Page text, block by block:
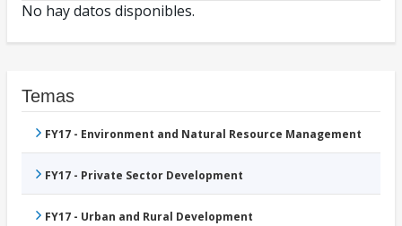
No hay datos disponibles.
Temas
FY17 - Environment and Natural Resource Management
FY17 - Private Sector Development
FY17 - Urban and Rural Development